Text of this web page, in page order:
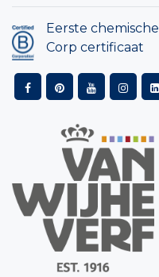
Eerste
Corp certificaat